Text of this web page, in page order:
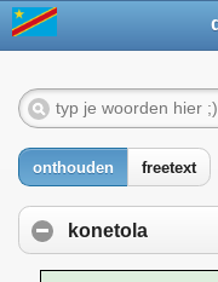
onthouden freetext
konetola